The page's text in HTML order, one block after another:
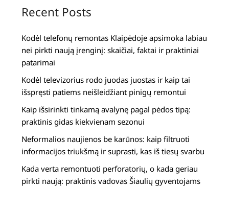
Recent Posts
Kodėl telefonų remontas Klaipėdoje apsimoka labiau
nei pirkti naują įrenginį: skaičiai, faktai ir praktiniai
patarimai
Kodėl televizorius rodo juodas juostas ir kaip tai
išspręsti patiems neišleidžiant pinigų remontui
Kaip išsirinkti tinkamą avalynę pagal pėdos tipą:
praktinis gidas kiekvienam sezonui
Neformalios naujienos be karūnos: kaip filtruoti
informacijos triukšmą ir suprasti, kas iš tiesų svarbu
Kada verta remontuoti perforatorių, o kada geriau
pirkti naują: praktinis vadovas Šiaulių gyventojams